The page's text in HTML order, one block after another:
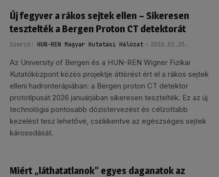
Új fegyver a rákos sejtek ellen – Sikeresen
tesztelték a Bergen Proton CT detektorát
Szerző: HUN-REN Magyar Kutatási Hálózat 2026.02.25.
Az University of Bergen és a HUN-REN Wigner Fizikai
Kutatóközpont közös projektje áttörést ért el a rákos sejtek
elleni hadronterápiában: a Bergen proton CT detektor
prototípusát 2026 januárjában sikeresen tesztelték. Ez az új
technológia pontosabb dózistervezést és célzottabb
kezelést tesz lehetővé, csökkentve az egészséges sejtek
károsodását.
Miért „láthatatlanok” egyes daganatok az